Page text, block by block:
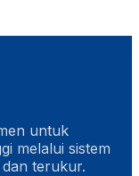
untuk
melalui sistem
terukur.